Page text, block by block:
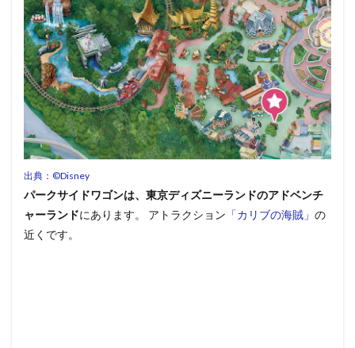
出典：©︎Disney
パークサイドワゴンは、東京ディズニーランドのアドベンチ
ャーランドにあります。 アトラクション 「カリブの海賊」 の
近くです。